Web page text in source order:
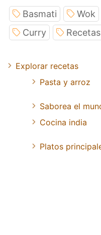
Basmati Wok
Curry
Explorar recetas
Pasta y arroz
Saborea el
Cocina india
Platos